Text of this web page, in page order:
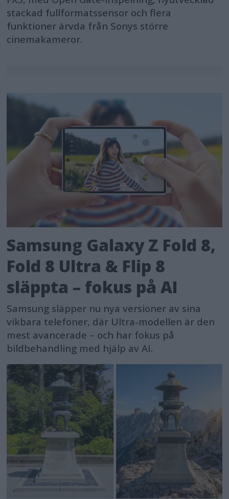
stackad fullformatssensor och flera
funktioner ärvda från Sonys större
cinemakameror.
Samsung Galaxy Z Fold 8,
Fold 8 Ultra & Flip 8
släppta – fokus på AI
Samsung släpper nu nya versioner av sina
vikbara telefoner, där Ultra-modellen är den
mest avancerade – och har fokus på
bildbehandling med hjälp av AI.